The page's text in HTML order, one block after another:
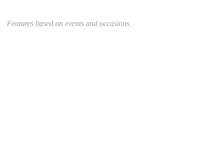
Features based on events and occasions.